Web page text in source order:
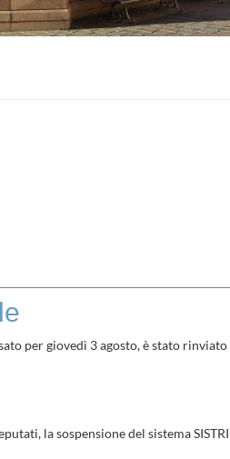
per giovedì 3 agosto, è stato rinviato
la sospensione del sistema